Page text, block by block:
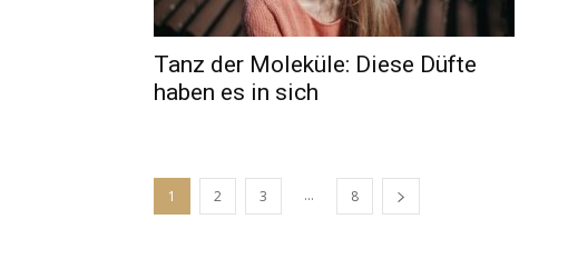
Tanz der Moleküle: Diese Düfte
haben es in sich
1 2 3 ... 8